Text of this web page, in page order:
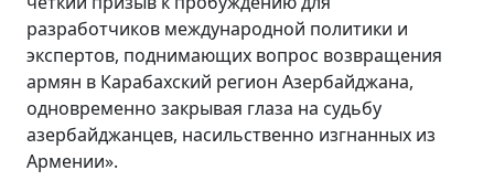
разработчиков международной политики и
экспертов, поднимающих вопрос возвращения
армян в Карабахский регион Азербайджана,
одновременно закрывая глаза на судьбу
азербайджанцев, насильственно изгнанных из
Армении».